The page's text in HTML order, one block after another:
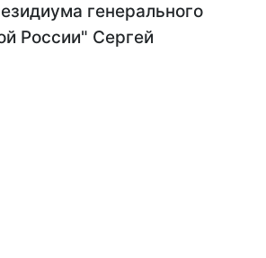
генерального
России" Сергей